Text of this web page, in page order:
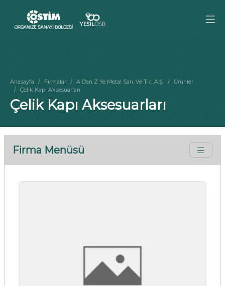
Anasayfa Firmalar A Dan Z Ye Metal San. Ve Tic. A.Ş.
Ürünler
Çelik Kapı Aksesuarları
Çelik Kapı Aksesuarları
Firma Menüsü